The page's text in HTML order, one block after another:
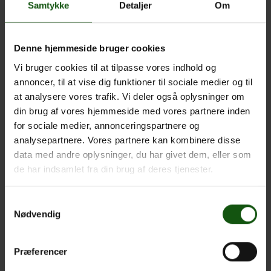
Samtykke Detaljer Om
Denne hjemmeside bruger cookies
Vi bruger cookies til at tilpasse vores indhold og
annoncer, til at vise dig funktioner til sociale medier og til
at analysere vores trafik. Vi deler også oplysninger om
din brug af vores hjemmeside med vores partnere inden
for sociale medier, annonceringspartnere og
analysepartnere. Vores partnere kan kombinere disse
data med andre oplysninger, du har givet dem, eller som
de har indsamlet fra din brug af deres tjenester.
Nødvendig
Præferencer
fokus på bæredygtighed
Æstetiske tryk
Biblioteket: klimalitteratur
Bæredygtighedsfestival og sprogfestival for 2g
elever.
I 2g planlægger eleverne en sprogfestival eller
bæredygtighedsfestival for lokale 5, 6 og 7-klasses elever.
Der skiftes mellem bæredygtighedsfestival og
sprogfestival hver år. Der deltager mellem 300-400 lokale
Her planlægger og afvikler 2g elever elevaktiverende